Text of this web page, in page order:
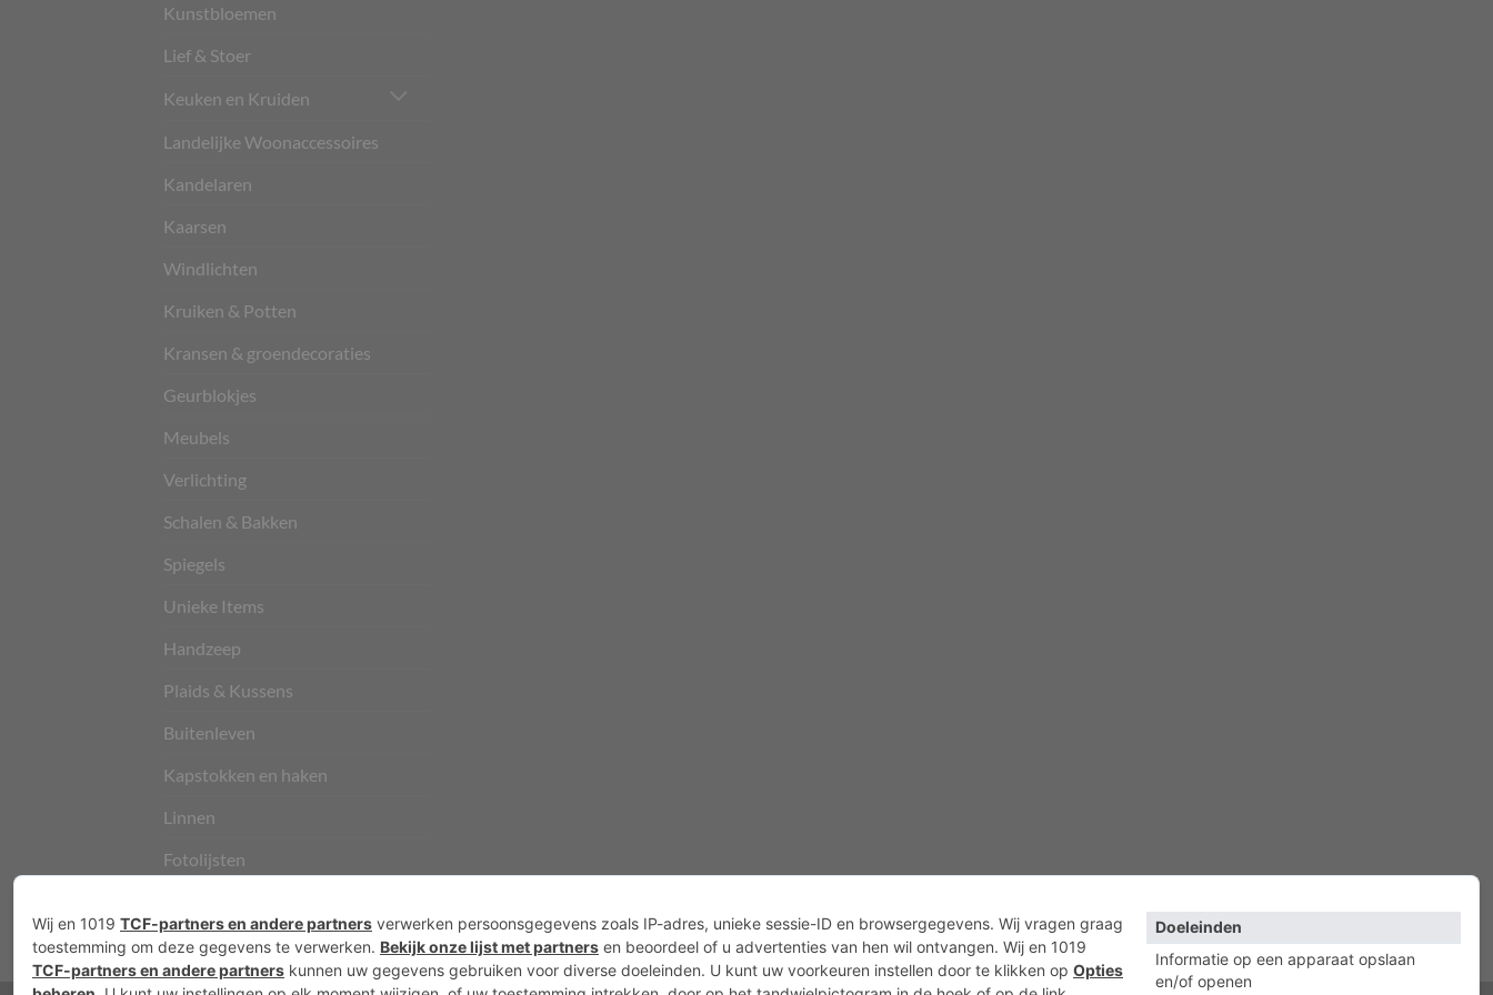
Kunstbloemen
Lief & Stoer
Keuken en Kruiden
Landelijke Woonaccessoires
Kandelaren
Kaarsen
Windlichten
Kruiken & Potten
Kransen & groendecoraties
Geurblokjes
Meubels
Verlichting
Schalen & Bakken
Spiegels
Unieke Items
Handzeep
Plaids & Kussens
Buitenleven
Kapstokken en haken
Linnen
Fotolijsten